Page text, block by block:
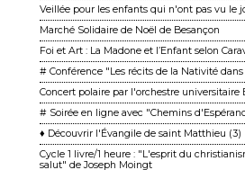
Veillée pour les enfants qui n'ont pas vu le
Marché Solidaire de Noël de Besançon
Foi et Art : La Madone et l’Enfant selon
# Conférence "Les récits de la Nativité
Concert polaire par l'orchestre universitaire
# Soirée en ligne avec "Chemins
♦ Découvrir l'Évangile de saint Matthieu (3)
Cycle 1 livre/1 heure : "L'esprit du
salut" de Joseph Moingt